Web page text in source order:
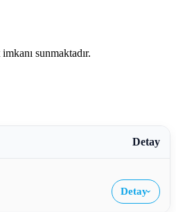
sunmaktadır.
Detay
Detay›